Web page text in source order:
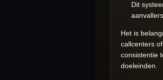
Dit
Het is
callcenters
consistentie
doeleinden.